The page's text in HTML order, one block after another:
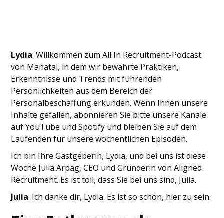
Lydia: Willkommen zum All In Recruitment-Podcast
von Manatal, in dem wir bewährte Praktiken,
Erkenntnisse und Trends mit führenden
Persönlichkeiten aus dem Bereich der
Personalbeschaffung erkunden. Wenn Ihnen unsere
Inhalte gefallen, abonnieren Sie bitte unsere Kanäle
auf YouTube und Spotify und bleiben Sie auf dem
Laufenden für unsere wöchentlichen Episoden.
Ich bin Ihre Gastgeberin, Lydia, und bei uns ist diese
Woche Julia Arpag, CEO und Gründerin von Aligned
Recruitment. Es ist toll, dass Sie bei uns sind, Julia.
Julia: Ich danke dir, Lydia. Es ist so schön, hier zu sein.